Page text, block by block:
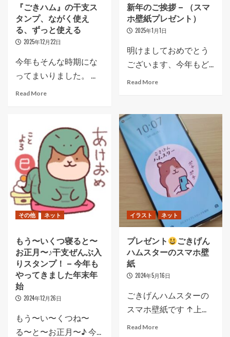
『ごきハム』の干支ス
タンプ、ながく使え
る、ずっと使える
2025年12月22日
今年もそんな時期にな
ってまいりました。 ...
Read More
新年のご挨拶 – （スマ
ホ壁紙プレゼント）
2025年1月1日
明けましておめでとう
ございます、今年もど...
Read More
その他 ネット
もう〜いくつ寝ると〜
お正月〜♪干支ぜんぶ入
りスタンプ！ – 今年も
やってきました年末年
始
2024年12月26日
もう〜い〜くつね〜
る〜と〜お正月〜♪ 今...
イラスト ネット
プレゼント
ごきげん
ハムスターのスマホ壁
紙
2024年5月16日
ごきげんハムスターの
スマホ壁紙です ↑上...
Read More